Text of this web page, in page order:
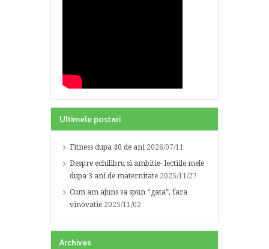
Ultimele postari
Fitness dupa 40 de ani 2026/07/11
Despre echilibru si ambitie- lectiile mele
dupa 3 ani de maternitate 2025/11/27
Cum am ajuns sa spun “gata”, fara
vinovatie 2025/11/02
Archives